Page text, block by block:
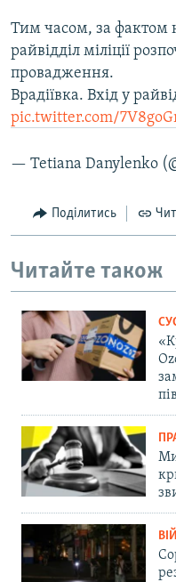
Тим часом, за фактом
райвідділ міліції
провадження.
Врадіївка. Вхід у
pic.twitter.com/
— Tetiana Danylenko
Поділитись
Читайте також